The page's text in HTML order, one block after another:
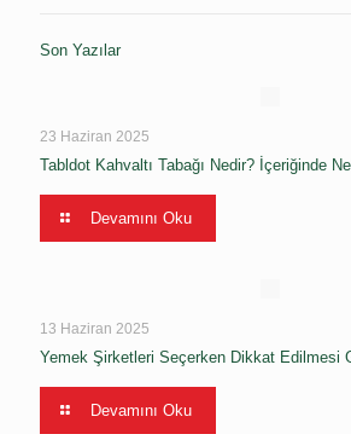
Son Yazılar
23 Haziran 2025
Tabldot Kahvaltı Tabağı Nedir? İçeriğinde
Devamını Oku
13 Haziran 2025
Yemek Şirketleri Seçerken Dikkat Edilmesi
Devamını Oku